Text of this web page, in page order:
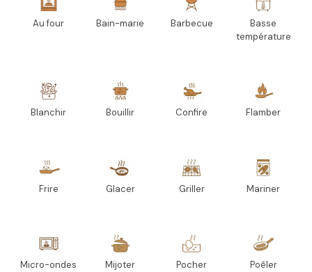
Au four Bain-marie Barbecue
Basse
température
Blanchir Bouillir Confire Flamber
Frire Glacer Griller Mariner
Micro-ondes Mijoter Pocher Poêler